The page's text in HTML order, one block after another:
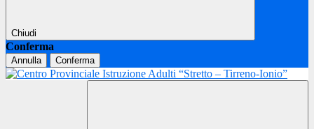
Chiudi
Conferma
Annulla Conferma